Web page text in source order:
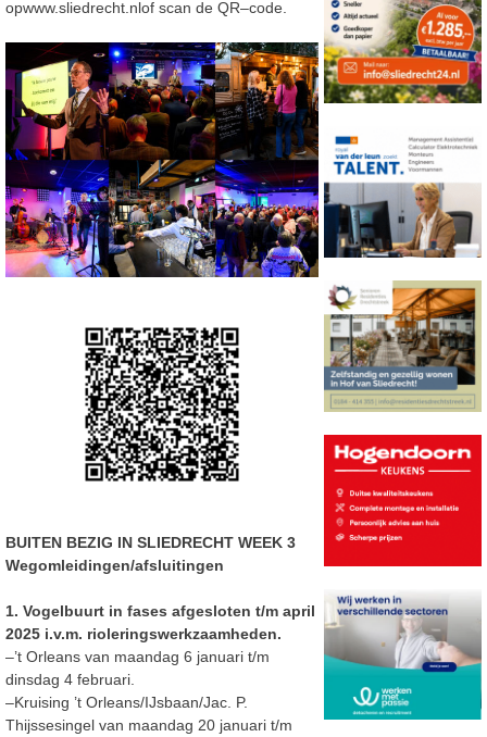
opwww.sliedrecht.nlof scan de QR–code.
BUITEN BEZIG IN SLIEDRECHT WEEK 3
Wegomleidingen/afsluitingen
1. Vogelbuurt in fases afgesloten t/m april
2025 i.v.m. rioleringswerkzaamheden.
–’t Orleans van maandag 6 januari t/m
dinsdag 4 februari.
–Kruising ’t Orleans/IJsbaan/Jac. P.
Thijssesingel van maandag 20 januari t/m